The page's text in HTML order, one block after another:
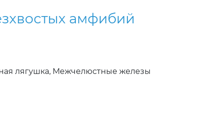
амфибий
лягушка, Межчелюстные железы